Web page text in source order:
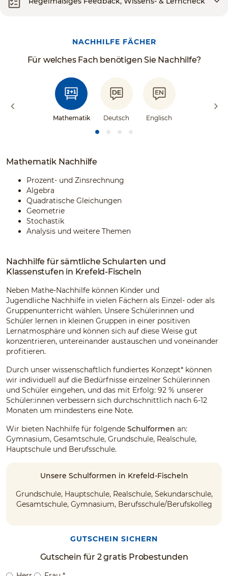
NACHHILFE FÄCHER
Für welches Fach benötigen Sie Nachhilfe?
Mathematik Deutsch Englisch
Mathematik Nachhilfe
Prozent- und Zinsrechnung
Algebra
Quadratische Gleichungen
Geometrie
Stochastik
Analysis und weitere Themen
Nachhilfe für sämtliche Schularten und
Klassenstufen in Krefeld-Fischeln
Neben Mathe-Nachhilfe können Kinder und
Jugendliche Nachhilfe in vielen Fächern als Einzel- oder als
Gruppenunterricht wählen. Unsere Schülerinnen und
Schüler lernen in kleinen Gruppen in einer positiven
Lernatmosphäre und können sich auf diese Weise gut
konzentrieren, untereinander austauschen und voneinander
profitieren.
Durch unser wissenschaftlich fundiertes Konzept* können
wir individuell auf die Bedürfnisse einzelner Schülerinnen
und Schüler eingehen, und das mit Erfolg: 92 % unserer
Schüler:innen verbessern sich durchschnittlich nach 6-12
Monaten um mindestens eine Note.
Wir bieten Nachhilfe für folgende Schulformen an:
Gymnasium, Gesamtschule, Grundschule, Realschule,
Hauptschule und Berufsschule.
Unsere Schulformen in Krefeld-Fischeln
Grundschule, Hauptschule, Realschule, Sekundarschule,
Gesamtschule, Gymnasium, Berufsschule/Berufskolleg
GUTSCHEIN SICHERN
Gutschein für 2 gratis Probestunden